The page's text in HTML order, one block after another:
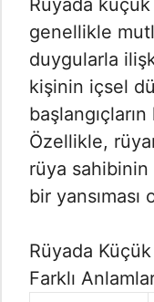
Rüyada
genellikle
duygularla
kişinin içsel
Özellikle,
rüya sahibinin
bir
Rüyada
Farklı